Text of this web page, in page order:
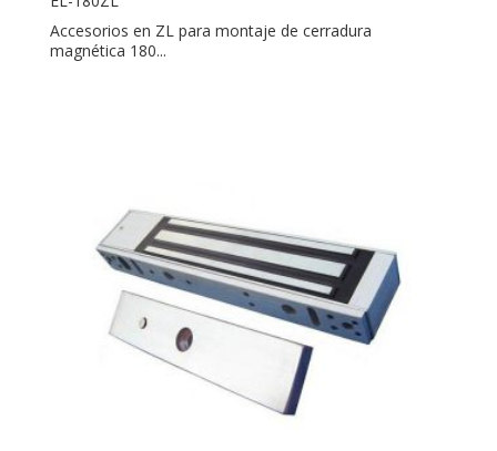
Accesorios en ZL para montaje de cerradura
magnética 180...